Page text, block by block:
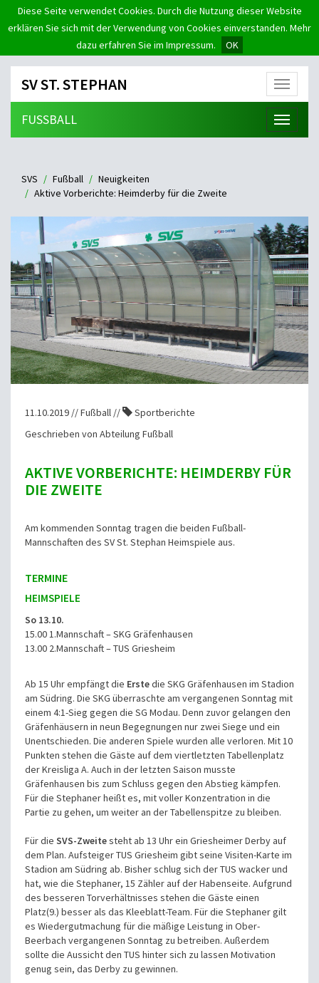
Diese Seite verwendet Cookies. Durch die Nutzung dieser Website
erklären Sie sich mit der Verwendung von Cookies einverstanden. Mehr
dazu erfahren Sie im Impressum.
OK
Menü
SV ST. STEPHAN
Menü
FUSSBALL
SVS Fußball
Neuigkeiten
Aktive Vorberichte: Heimderby für die Zweite
11.10.2019 // Fußball //
Sportberichte
Geschrieben von Abteilung Fußball
AKTIVE VORBERICHTE: HEIMDERBY FÜR
DIE ZWEITE
Am kommenden Sonntag tragen die beiden Fußball-
Mannschaften des SV St. Stephan Heimspiele aus.
TERMINE
HEIMSPIELE
So 13.10.
15.00 1.Mannschaft – SKG Gräfenhausen
13.00 2.Mannschaft – TUS Griesheim
Ab 15 Uhr empfängt die Erstedie SKG Gräfenhausen im Stadion
am Südring. Die SKG überraschte am vergangenen Sonntag mit
einem 4:1-Sieg gegen die SG Modau. Denn zuvor gelangen den
Gräfenhäusern in neun Begegnungen nur zwei Siege und ein
Unentschieden. Die anderen Spiele wurden alle verloren. Mit 10
Punkten stehen die Gäste auf dem viertletzten Tabellenplatz
der Kreisliga A. Auch in der letzten Saison musste
Gräfenhausen bis zum Schluss gegen den Abstieg kämpfen.
Für die Stephaner heißt es, mit voller Konzentration in die
Partie zu gehen, um weiter an der Tabellenspitze zu bleiben.
Für die SVS-Zweitesteht ab 13 Uhr ein Griesheimer Derby auf
dem Plan. Aufsteiger TUS Griesheim gibt seine Visiten-Karte im
Stadion am Südring ab. Bisher schlug sich der TUS wacker und
hat, wie die Stephaner, 15 Zähler auf der Habenseite. Aufgrund
des besseren Torverhältnisses stehen die Gäste einen
Platz(9.) besser als das Kleeblatt-Team. Für die Stephaner gilt
es Wiedergutmachung für die mäßige Leistung in Ober-
Beerbach vergangenen Sonntag zu betreiben. Außerdem
sollte die Aussicht den TUS hinter sich zu lassen Motivation
genug sein, das Derby zu gewinnen.